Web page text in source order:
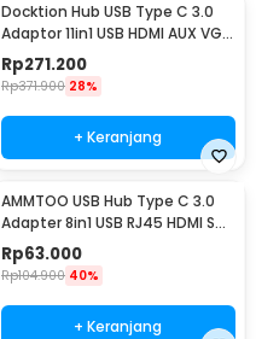
Docktion Hub USB Type C 3.0
Adaptor 11in1 USB HDMI AUX VGA
SD TF RJ45 - BYL-2003
Rp271.200
Rp371.900 28%
+ Keranjang
AMMTOO USB Hub Type C 3.0
Adapter 8in1 USB RJ45 HDMI SD
TF USB Type C - K1
Rp63.000
Rp104.900 40%
+ Keranjang